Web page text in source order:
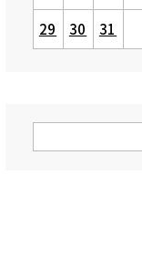
29 30 31